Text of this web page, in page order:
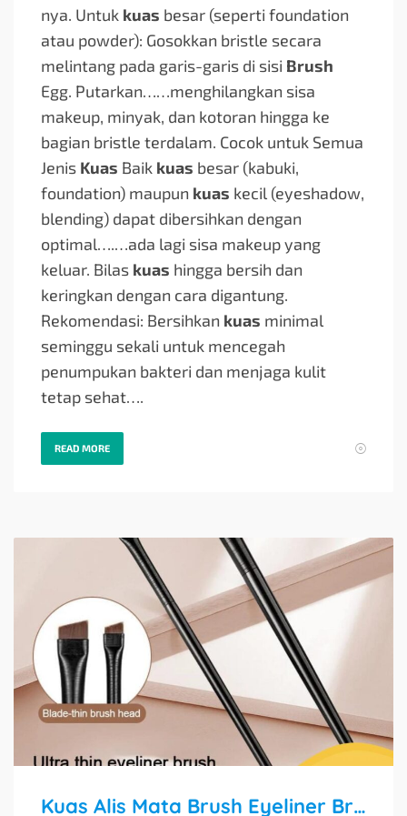
nya. Untuk kuas besar (seperti foundation
atau powder): Gosokkan bristle secara
melintang pada garis-garis di sisi Brush
Egg. Putarkan……menghilangkan sisa
makeup, minyak, dan kotoran hingga ke
bagian bristle terdalam. Cocok untuk Semua
Jenis Kuas Baik kuas besar (kabuki,
foundation) maupun kuas kecil (eyeshadow,
blending) dapat dibersihkan dengan
optimal….…ada lagi sisa makeup yang
keluar. Bilas kuas hingga bersih dan
keringkan dengan cara digantung.
Rekomendasi: Bersihkan kuas minimal
seminggu sekali untuk mencegah
penumpukan bakteri dan menjaga kulit
tetap sehat….
READ MORE
Kuas Alis Mata Brush Eyeliner Brush Makeup Alat Makeup Kecantikan Eyebrow Brush